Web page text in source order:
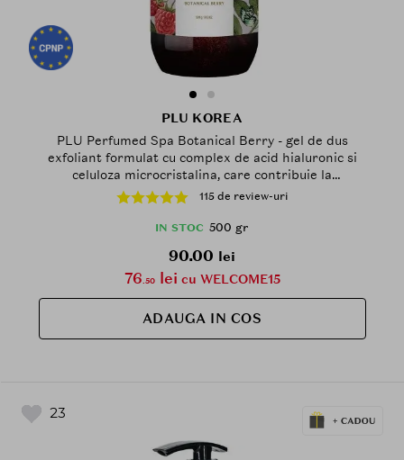
PLU KOREA
PLU Perfumed Spa Botanical Berry - gel de dus
exfoliant formulat cu complex de acid hialuronic si
celuloza microcristalina, care contribuie la
hidratarea pielii si la mentinerea confortului cutanat
- 500 gr
115 de review-uri
IN STOC 500 gr
90.00 lei
76.50lei cu WELCOME15
ADAUGA IN COS
23